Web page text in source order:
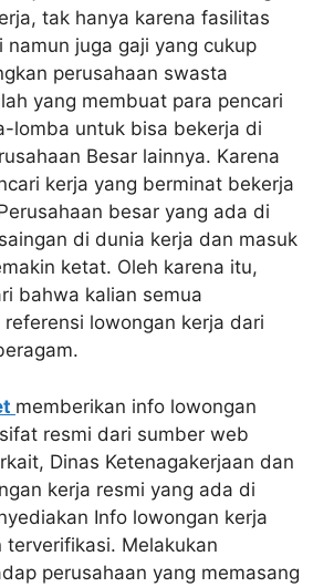
tak hanya karena fasilitas
namun juga gaji yang cukup
perusahaan swasta
yang membuat para pencari
lomba untuk bisa bekerja di
Besar lainnya. Karena
kerja yang berminat bekerja
besar yang ada di
di dunia kerja dan masuk
ketat. Oleh karena itu,
bahwa kalian semua
lowongan kerja dari
memberikan info lowongan
resmi dari sumber web
Dinas Ketenagakerjaan dan
kerja resmi yang ada di
Info lowongan kerja
terverifikasi. Melakukan
perusahaan yang memasang